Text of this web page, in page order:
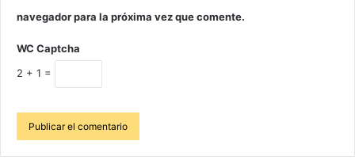
navegador para la próxima vez que comente.
WC Captcha
2 + 1 =